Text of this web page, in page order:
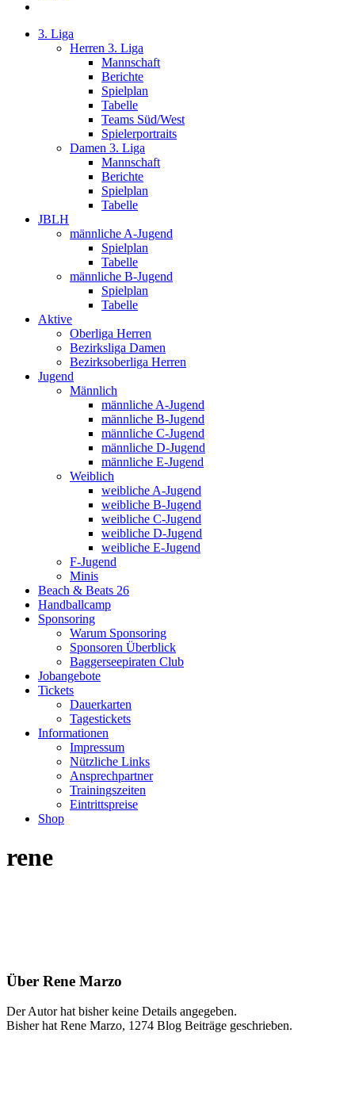
3. Liga
Herren 3. Liga
Mannschaft
Berichte
Spielplan
Tabelle
Teams Süd/West
Spielerportraits
Damen 3. Liga
Mannschaft
Berichte
Spielplan
Tabelle
JBLH
männliche A-Jugend
Spielplan
Tabelle
männliche B-Jugend
Spielplan
Tabelle
Aktive
Oberliga Herren
Bezirksliga Damen
Bezirksoberliga Herren
Jugend
Männlich
männliche A-Jugend
männliche B-Jugend
männliche C-Jugend
männliche D-Jugend
männliche E-Jugend
Weiblich
weibliche A-Jugend
weibliche B-Jugend
weibliche C-Jugend
weibliche D-Jugend
weibliche E-Jugend
F-Jugend
Minis
Beach & Beats 26
Handballcamp
Sponsoring
Warum Sponsoring
Sponsoren Überblick
Baggerseepiraten Club
Jobangebote
Tickets
Dauerkarten
Tagestickets
Informationen
Impressum
Nützliche Links
Ansprechpartner
Trainingszeiten
Eintrittspreise
Shop
rene
Über Rene Marzo
Der Autor hat bisher keine Details angegeben.
Bisher hat Rene Marzo, 1274 Blog Beiträge geschrieben.